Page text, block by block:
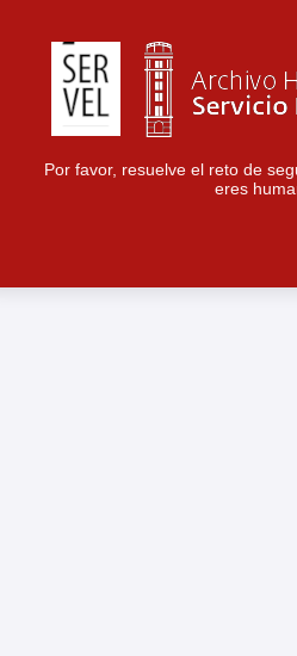
Por favor, resuelve el reto de
eres